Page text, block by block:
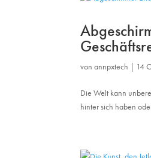
vonannpxtech | 14
Die Welt kann
hinter sich haben